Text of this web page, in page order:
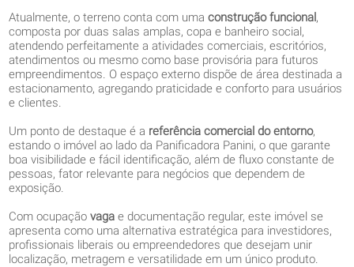
Atualmente, o terreno conta com umaconstrução funcional ,
composta por duas salas amplas, copa e banheiro social,
atendendo perfeitamente a atividades comerciais, escritórios,
atendimentos ou mesmo como base provisória para futuros
empreendimentos. O espaço externo dispõe de área destinada a
estacionamento, agregando praticidade e conforto para usuários
e clientes.
Um ponto de destaque é a referência comercial do entorno,
estando o imóvel ao lado da Panificadora Panini, o que garante
boa visibilidade e fácil identificação, além de fluxo constante de
pessoas, fator relevante para negócios que dependem de
exposição.
Com ocupaçãovaga e documentação regular, este imóvel se
apresenta como uma alternativa estratégica para investidores,
profissionais liberais ou empreendedores que desejam unir
localização, metragem e versatilidade em um único produto.